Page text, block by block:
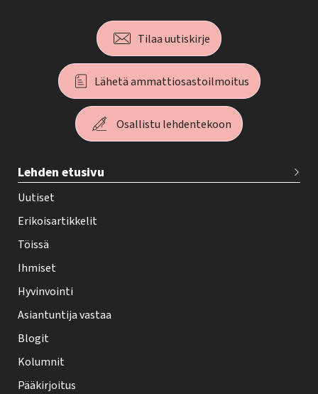
Tilaa uutiskirje
Lähetä ammattiosastoilmoitus
Osallistu lehdentekoon
e
h
y
-
e
h
t
i
f
o
Lehden etusivu
Uutiset
Erikoisartikkelit
Töissä
Ihmiset
Hyvinvointi
Asiantuntija vastaa
Blogit
Kolumnit
Pääkirjoitus